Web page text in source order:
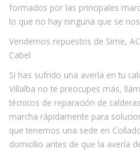
formados por las principales
lo que no hay ninguna que se
Vendemos repuestos de Sime,
Cabel
Si has sufrido una avería en tu
Villalba no te preocupes más,
técnicos de reparación de
marcha rápidamente para
que tenemos una sede en
domicilio antes de que la avería